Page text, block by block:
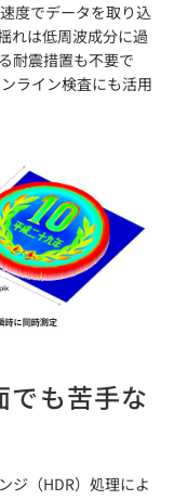
度でデータを取り込
れは低周波成分に過
耐震措置も不要で
ライン検査にも活用
も苦手な
ジ（HDR）処理によ